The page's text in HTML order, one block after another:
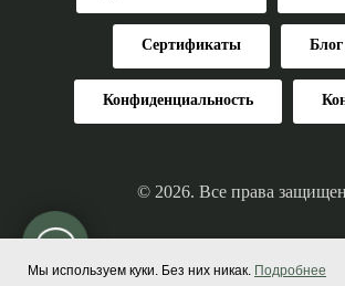
Сертификаты Блог
Конфиденциальность
© 2026. Все права
Мы используем куки. Без них никак. Подробнее